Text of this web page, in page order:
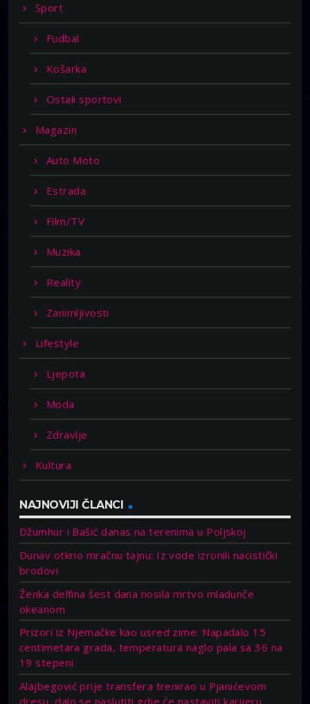
Sport
Fudbal
Košarka
Ostali sportovi
Magazin
Auto Moto
Estrada
Film/TV
Muzika
Reality
Zanimljivosti
Lifestyle
Ljepota
Moda
Zdravlje
Kultura
NAJNOVIJI ČLANCI
Džumhur i Bašić danas na terenima u Poljskoj
Dunav otkrio mračnu tajnu: Iz vode izronili nacistički
brodovi
Ženka delfina šest dana nosila mrtvo mladunče
okeanom
Prizori iz Njemačke kao usred zime: Napadalo 15
centimetara grada, temperatura naglo pala sa 36 na
19 stepeni
Alajbegović prije transfera trenirao u Pjanićevom
dresu, dalo se naslutiti gdje će nastaviti karijeru